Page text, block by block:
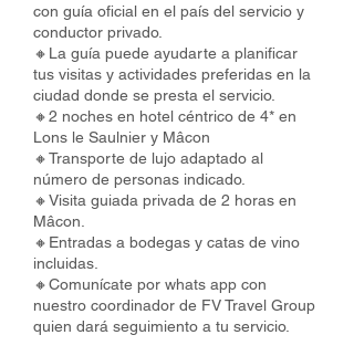
con guía oficial en el país del servicio y
conductor privado.
🔸La guía puede ayudarte a planificar
tus visitas y actividades preferidas en la
ciudad donde se presta el servicio.
🔸2 noches en hotel céntrico de 4* en
Lons le Saulnier y Mâcon
🔸Transporte de lujo adaptado al
número de personas indicado.
🔸Visita guiada privada de 2 horas en
Mâcon.
🔸Entradas a bodegas y catas de vino
incluidas.
🔸Comunícate por whats app con
nuestro coordinador de FV Travel Group
quien dará seguimiento a tu servicio.